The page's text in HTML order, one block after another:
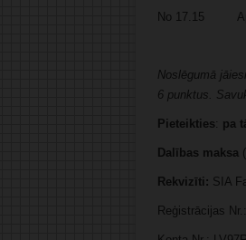
No 17.15
Noslēgumā
6 punktus.
Pieteikties: pa
Dalības maksa
Rekvizīti: SIA
Reģistrācijas